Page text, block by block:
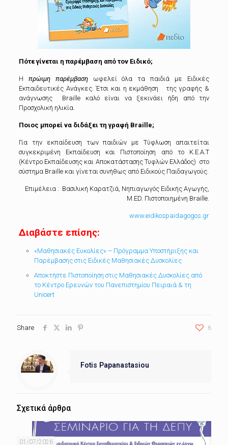
Πότε γίνεται η παρέμβαση από τoν Ειδικό;
H πρώιμη παρέμβασηωφελεί όλα τα παιδιά με Ειδικές
Εκπαιδευτικές Ανάγκες. Έτσι και η εκμάθηση της γραφής &
ανάγνωσης Braille καλό είναι να ξεκινάει ήδη από την
Προσχολική ηλικία.
Ποιος μπορεί να διδάξει τη γραφή Braille;
Για την εκπαίδευση των παιδιών με Τύφλωση απαιτείται
συγκεκριμένη Εκπαίδευση και Πιστοποίηση από το Κ.Ε.Α.Τ
(Κέντρο Εκπαίδευσης και Αποκατάστασης Τυφλών Ελλάδος) στο
σύστημα Braille και γίνεται συνήθως από Ειδικούς Παιδαγωγούς.
Επιμέλεια : Βασιλική Καρατζιά, Νηπιαγωγός Ειδικής Αγωγής,
Μ.ED. Πιστοποιημένη Braille.
www.eidikospaidagogos.gr
Διαβάστε επίσης:
«Μαθησιακές Ευκολίες» – Πρόγραμμα Υποστήριξης και
Παρέμβασης στις Ειδικές Μαθησιακές Δυσκολίες
Αποκτήστε Πιστοποίηση στις Μαθησιακές Δυσκολίες από
το Κέντρο Ερευνών του Πανεπιστημίου Πειραιά & τη
Unicert
Share 6
Fotis Papanastasiou
Σχετικά άρθρα
01/07/2026